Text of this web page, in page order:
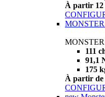
À partir 12
111
91,1
175
À partir de